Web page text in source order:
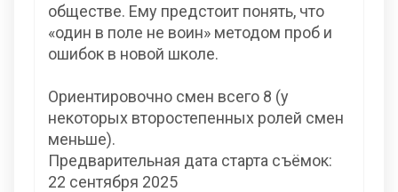
обществе. Ему предстоит понять, что
«один в поле не воин» методом проб и
ошибок в новой школе.
Ориентировочно смен всего 8 (у
некоторых второстепенных ролей смен
меньше).
Предварительная дата старта съёмок:
22 сентября 2025